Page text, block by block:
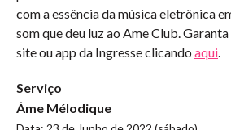
com a essência da música eletrônica
som que deu luz ao Ame Club.
site ou app da Ingresse clicando aqui
Serviço
Âme Mélodique